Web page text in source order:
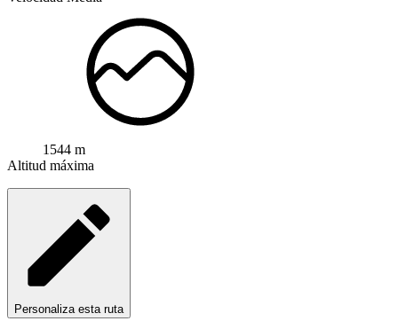
1544 m
Altitud máxima
Personaliza esta ruta